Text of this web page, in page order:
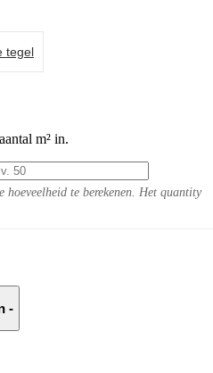
tegel
m² in.
te berekenen. Het quantity
-